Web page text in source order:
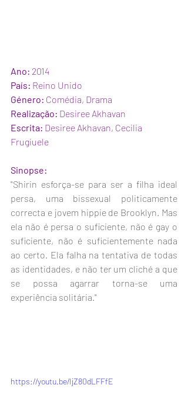
Ano: 2014
País: Reino Unido
Género: Comédia, Drama
Realização: Desiree Akhavan
Escrita: Desiree Akhavan, Cecilia
Frugiuele
Sinopse:
"Shirin esforça-se para ser a filha ideal
persa, uma bissexual politicamente
correcta e jovem hippie de Brooklyn. Mas
ela não é persa o suficiente, não é gay o
suficiente, não é suficientemente nada
ao certo. Ela falha na tentativa de todas
as identidades, e não ter um cliché a que
se possa agarrar torna-se uma
experiência solitária."
https://youtu.be/IjZ80dLFFfE